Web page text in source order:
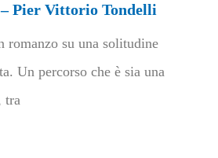
– Pier Vittorio Tondelli
romanzo su una solitudine
Un percorso che è sia una
tra